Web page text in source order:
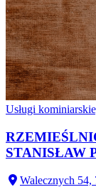
Usługi
STANISŁAW
Walecznych 54,